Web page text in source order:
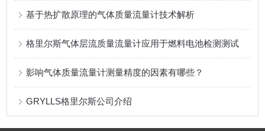
基于热扩散原理的气体质量流量计技术解析
格里尔斯气体层流质量流量计应用于燃料电池检测测试
影响气体质量流量计测量精度的因素有哪些？
GRYLLS格里尔斯公司介绍